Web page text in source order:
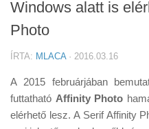
Cikkek
Tudástár
Tanácsok
Windows alatt is
Photo
ÍRTA: MLACA· 2016.03.16
A 2015 februárjában
futtatható Affinity Photo
elérhető lesz. A Serif Affinity